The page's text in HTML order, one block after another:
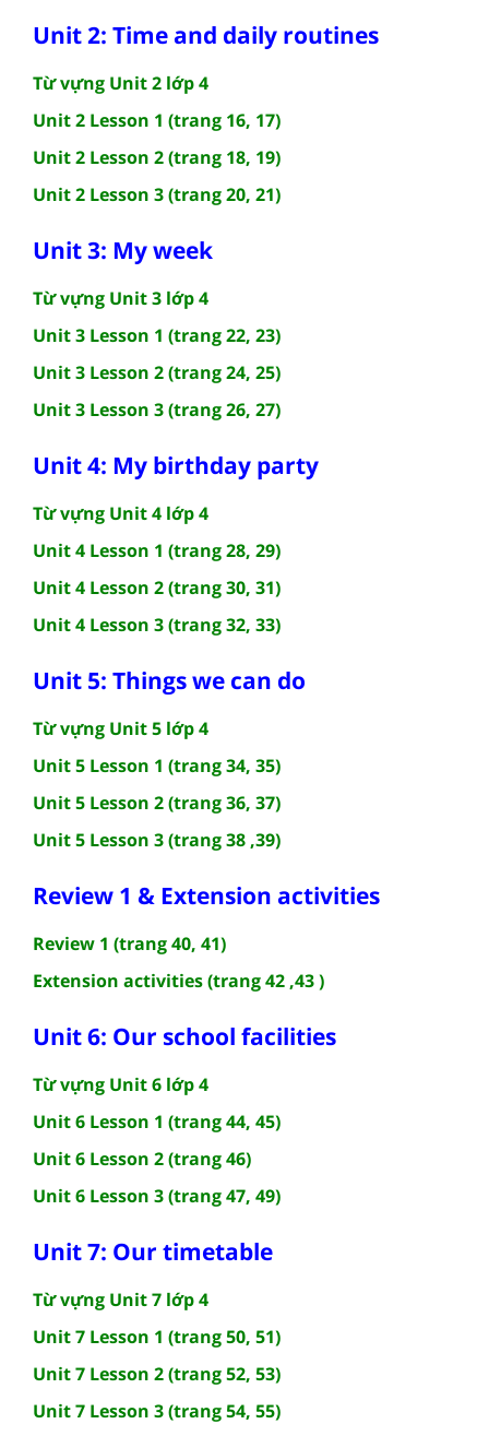
Unit 2: Time and daily routines
Từ vựng Unit 2 lớp 4
Unit 2 Lesson 1 (trang 16, 17)
Unit 2 Lesson 2 (trang 18, 19)
Unit 2 Lesson 3 (trang 20, 21)
Unit 3: My week
Từ vựng Unit 3 lớp 4
Unit 3 Lesson 1 (trang 22, 23)
Unit 3 Lesson 2 (trang 24, 25)
Unit 3 Lesson 3 (trang 26, 27)
Unit 4: My birthday party
Từ vựng Unit 4 lớp 4
Unit 4 Lesson 1 (trang 28, 29)
Unit 4 Lesson 2 (trang 30, 31)
Unit 4 Lesson 3 (trang 32, 33)
Unit 5: Things we can do
Từ vựng Unit 5 lớp 4
Unit 5 Lesson 1 (trang 34, 35)
Unit 5 Lesson 2 (trang 36, 37)
Unit 5 Lesson 3 (trang 38 ,39)
Review 1 & Extension activities
Review 1 (trang 40, 41)
Extension activities (trang 42 ,43 )
Unit 6: Our school facilities
Từ vựng Unit 6 lớp 4
Unit 6 Lesson 1 (trang 44, 45)
Unit 6 Lesson 2 (trang 46)
Unit 6 Lesson 3 (trang 47, 49)
Unit 7: Our timetable
Từ vựng Unit 7 lớp 4
Unit 7 Lesson 1 (trang 50, 51)
Unit 7 Lesson 2 (trang 52, 53)
Unit 7 Lesson 3 (trang 54, 55)